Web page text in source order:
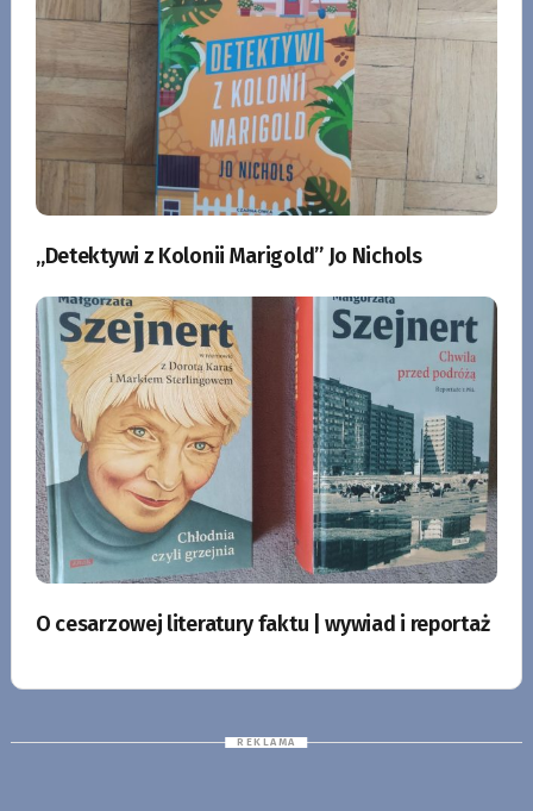
„Detektywi z Kolonii Marigold” Jo Nichols
O cesarzowej literatury faktu | wywiad i reportaż